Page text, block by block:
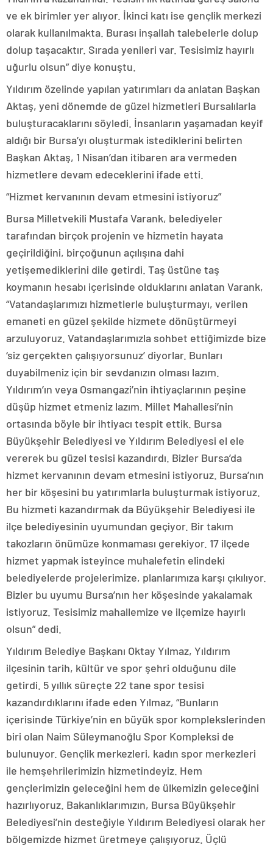
ve ek birimler yer alıyor. İkinci katı ise gençlik merkezi
olarak kullanılmakta. Burası inşallah talebelerle dolup
dolup taşacaktır. Sırada yenileri var. Tesisimiz hayırlı
uğurlu olsun” diye konuştu.
Yıldırım özelinde yapılan yatırımları da anlatan Başkan
Aktaş, yeni dönemde de güzel hizmetleri Bursalılarla
buluşturacaklarını söyledi. İnsanların yaşamadan keyif
aldığı bir Bursa’yı oluşturmak istediklerini belirten
Başkan Aktaş, 1 Nisan’dan itibaren ara vermeden
hizmetlere devam edeceklerini ifade etti.
“Hizmet kervanının devam etmesini istiyoruz”
Bursa Milletvekili Mustafa Varank, belediyeler
tarafından birçok projenin ve hizmetin hayata
geçirildiğini, birçoğunun açılışına dahi
yetişemediklerini dile getirdi. Taş üstüne taş
koymanın hesabı içerisinde olduklarını anlatan Varank,
“Vatandaşlarımızı hizmetlerle buluşturmayı, verilen
emaneti en güzel şekilde hizmete dönüştürmeyi
arzuluyoruz. Vatandaşlarımızla sohbet ettiğimizde bize
‘siz gerçekten çalışıyorsunuz’ diyorlar. Bunları
duyabilmeniz için bir sevdanızın olması lazım.
Yıldırım’ın veya Osmangazi’nin ihtiyaçlarının peşine
düşüp hizmet etmeniz lazım. Millet Mahallesi’nin
ortasında böyle bir ihtiyacı tespit ettik. Bursa
Büyükşehir Belediyesi ve Yıldırım Belediyesi el ele
vererek bu güzel tesisi kazandırdı. Bizler Bursa’da
hizmet kervanının devam etmesini istiyoruz. Bursa’nın
her bir köşesini bu yatırımlarla buluşturmak istiyoruz.
Bu hizmeti kazandırmak da Büyükşehir Belediyesi ile
ilçe belediyesinin uyumundan geçiyor. Bir takım
takozların önümüze konmaması gerekiyor. 17 ilçede
hizmet yapmak isteyince muhalefetin elindeki
belediyelerde projelerimize, planlarımıza karşı çıkılıyor.
Bizler bu uyumu Bursa’nın her köşesinde yakalamak
istiyoruz. Tesisimiz mahallemize ve ilçemize hayırlı
olsun” dedi.
Yıldırım Belediye Başkanı Oktay Yılmaz, Yıldırım
ilçesinin tarih, kültür ve spor şehri olduğunu dile
getirdi. 5 yıllık süreçte 22 tane spor tesisi
kazandırdıklarını ifade eden Yılmaz, “Bunların
içerisinde Türkiye’nin en büyük spor komplekslerinden
biri olan Naim Süleymanoğlu Spor Kompleksi de
bulunuyor. Gençlik merkezleri, kadın spor merkezleri
ile hemşehrilerimizin hizmetindeyiz. Hem
gençlerimizin geleceğini hem de ülkemizin geleceğini
hazırlıyoruz. Bakanlıklarımızın, Bursa Büyükşehir
Belediyesi’nin desteğiyle Yıldırım Belediyesi olarak her
bölgemizde hizmet üretmeye çalışıyoruz. Üçlü